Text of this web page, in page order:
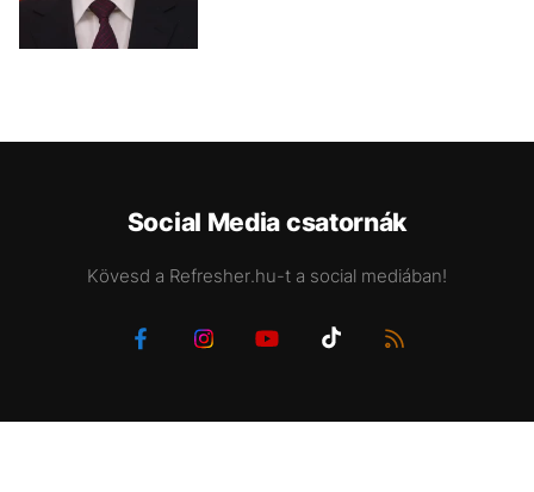
Social Media csatornák
Kövesd a Refresher.hu-t a social mediában!